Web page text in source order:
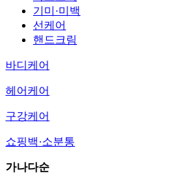
기미·미백
선케어
핸드크림
바디케어
헤어케어
구강케어
쇼핑백·소분통
가나다순